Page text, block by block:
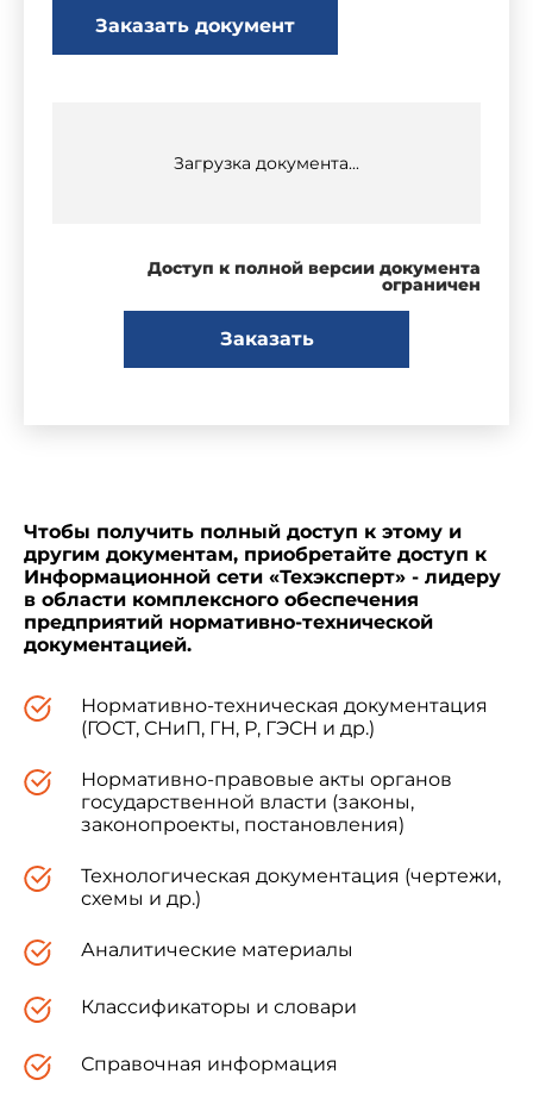
Заказать документ
Загрузка документа...
Доступ к полной версии документа
ограничен
Заказать
Чтобы получить полный доступ к этому и
другим документам, приобретайте доступ к
Информационной сети «Техэксперт» - лидеру
в области комплексного обеспечения
предприятий нормативно-технической
документацией.
Нормативно-техническая документация
(ГОСТ, СНиП, ГН, Р, ГЭСН и др.)
Нормативно-правовые акты органов
государственной власти (законы,
законопроекты, постановления)
Технологическая документация (чертежи,
схемы и др.)
Аналитические материалы
Классификаторы и словари
Справочная информация